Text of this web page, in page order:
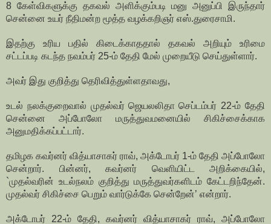
8 கேள்விகளுக்கு தகவல் அளிக்கும்படி மனு அனுப்பி இருந்தார்
சென்னை உயர் நீதிமன்ற மூத்த வழக்கறிஞர் எஸ்.துரைசாமி.
இதற்கு உரிய பதில் கிடைக்காததால் தகவல் அறியும் உரிமை
சட்டப்படி கடந்த நவம்பர் 25-ம் தேதி மேல் முறையீடு செய்துள்ளார்.
அவர் இது குறித்து தெரிவித்துள்ளதாவது,
உடல் நலக்குறைவால் முதல்வர் ஜெயலலிதா செப்டம்பர் 22-ம் தேதி
சென்னை அப்போலோ மருத்துவமனையில் சிகிச்சைக்காக
அனுமதிக்கப்பட்டார்.
தமிழக கவர்னர் வித்யாசாகர் ராவ், அக்டோபர் 1-ம் தேதி அப்போலோ
சென்றார். பின்னர், கவர்னர் வெளியிட்ட அறிக்கையில்,
`முதல்வரின் உடல்நலம் குறித்து மருத்துவர்களிடம் கேட்டறிந்தேன்.
முதல்வர் சிகிச்சை பெறும் வார்டுக்கே சென்றேன்’ என்றார்.
அக்டோபர் 22-ம் தேதி, கவர்னர் வித்யாசாகர் ராவ், அப்போலோ